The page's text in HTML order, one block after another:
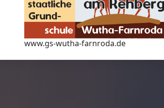
www.gs-wutha-farnroda.de